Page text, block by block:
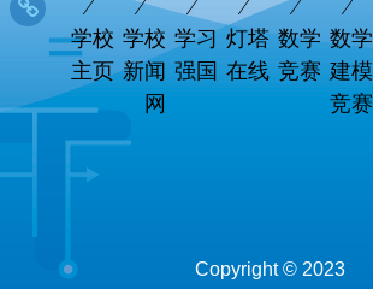
学校
主页
学校
新闻
网
学习
强国
灯塔
在线
数学
竞赛
数学
建模
竞赛
Copyright © 2023